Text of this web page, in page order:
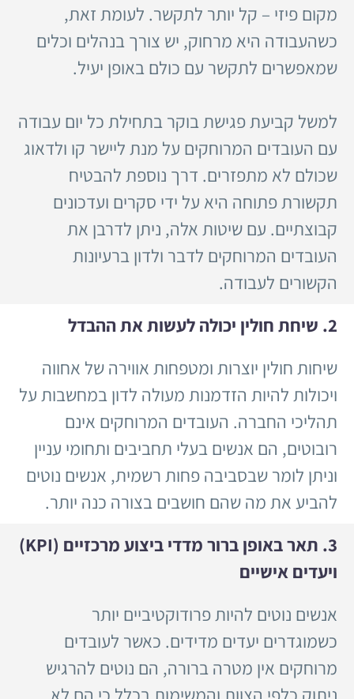
מקום פיזי – קל יותר לתקשר. לעומת זאת,
כשהעבודה היא מרחוק, יש צורך בנהלים וכלים
שמאפשרים לתקשר עם כולם באופן יעיל.
למשל קביעת פגישת בוקר בתחילת כל יום עבודה
עם העובדים המרוחקים על מנת ליישר קו ולדאוג
שכולם לא מתפזרים. דרך נוספת להבטיח
תקשורת פתוחה היא על ידי סקרים ועדכונים
קבוצתיים. עם שיטות אלה, ניתן לדרבן את
העובדים המרוחקים לדבר ולדון ברעיונות
הקשורים לעבודה.
2. שיחת חולין יכולה לעשות את ההבדל
שיחות חולין יוצרות ומטפחות אווירה של אחווה
ויכולות להיות הזדמנות מעולה לדון במחשבות על
תהליכי החברה. העובדים המרוחקים אינם
רובוטים, הם אנשים בעלי תחביבים ותחומי עניין
וניתן לומר שבסביבה פחות רשמית, אנשים נוטים
להביע את מה שהם חושבים בצורה כנה יותר.
3. תאר באופן ברור מדדי ביצוע מרכזיים (KPI)
ויעדים אישיים
אנשים נוטים להיות פרודוקטיביים יותר
כשמוגדרים יעדים מדידים. כאשר לעובדים
מרוחקים אין מטרה ברורה, הם נוטים להרגיש